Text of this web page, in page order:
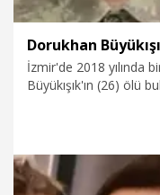
İzmir'de 2018 yılında
Büyükışık'ın (26) ölü
tanıklara söz verildi.